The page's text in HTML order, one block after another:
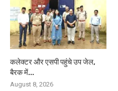
कलेक्टर और एसपी पहुंचे उप जेल,
बैरक में...
August 8, 2026